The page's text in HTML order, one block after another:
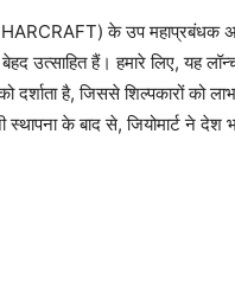
के उप महाप्रबंधक
उत्साहित हैं। हमारे लिए, यह
दर्शाता है, जिससे शिल्पकारों को
के बाद से, जियोमार्ट ने